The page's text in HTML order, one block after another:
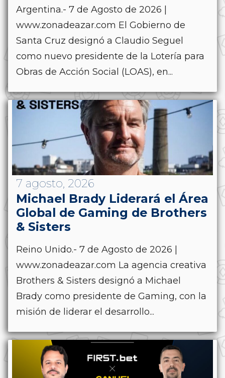
Argentina.- 7 de Agosto de 2026 |
www.zonadeazar.com El Gobierno de
Santa Cruz designó a Claudio Seguel
como nuevo presidente de la Lotería para
Obras de Acción Social (LOAS), en...
7 agosto, 2026
Michael Brady Liderará el Área
Global de Gaming de Brothers
& Sisters
Reino Unido.- 7 de Agosto de 2026 |
www.zonadeazar.com La agencia creativa
Brothers & Sisters designó a Michael
Brady como presidente de Gaming, con la
misión de liderar el desarrollo...